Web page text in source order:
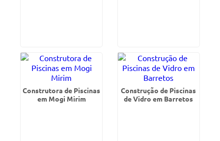
Construtora de Piscinas
em Mogi Mirim
Construção de Piscinas
de Vidro em Barretos